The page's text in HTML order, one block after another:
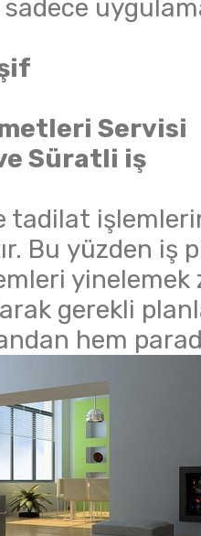
Servisi
Süratli iş
tadilat
Bu yüzden iş
yinelemek
gerekli
hem